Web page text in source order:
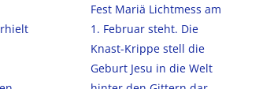
Fest Mariä Lichtmess am
1. Februar steht. Die
Knast-Krippe stell die
Geburt Jesu in die Welt